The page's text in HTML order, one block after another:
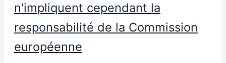
n'impliquent cependant la
responsabilité de la Commission
européenne